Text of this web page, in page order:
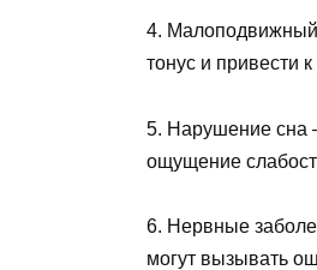
4. Малоподвижный
тонус и привести
5. Нарушение сна
ощущение
6. Нервные
могут вызывать